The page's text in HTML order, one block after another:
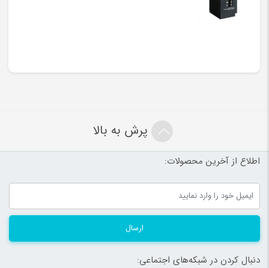
پرش به بالا
اطلاع از آخرین محصولات:
ارسال
دنبال کردن در شبکه‌های اجتماعی: